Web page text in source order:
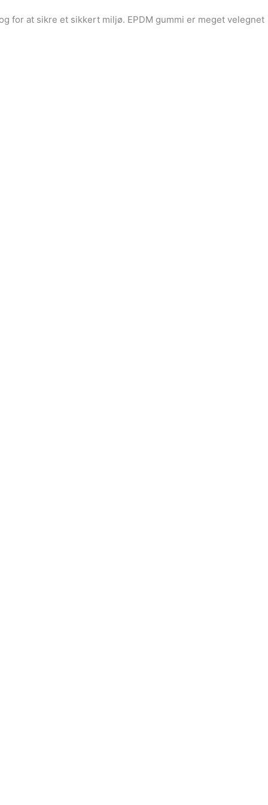
for at sikre et sikkert miljø. EPDM gummi er meget velegnet